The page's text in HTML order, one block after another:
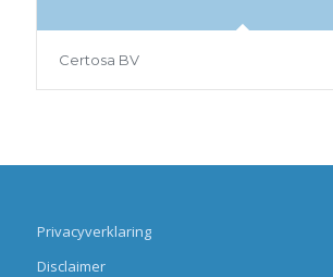
Certosa BV
Privacyverklaring
Disclaimer